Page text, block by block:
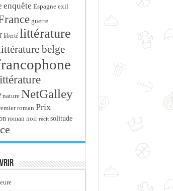
enquête Espagne exil
guerre
liberté littérature
belge
nature NetGalley
roman Prix
roman noir récit solitude